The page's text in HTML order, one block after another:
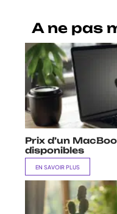
A ne pas
Prix d’un
disponibles
EN SAVOIR PLUS